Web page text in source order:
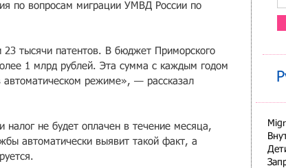
по вопросам миграции УМВД России по
тысячи патентов. В бюджет Приморского
1 млрд рублей. Эта сумма с каждым годом
автоматическом режиме», — рассказал
не будет оплачен в течение месяца,
автоматически выявит такой факт, а